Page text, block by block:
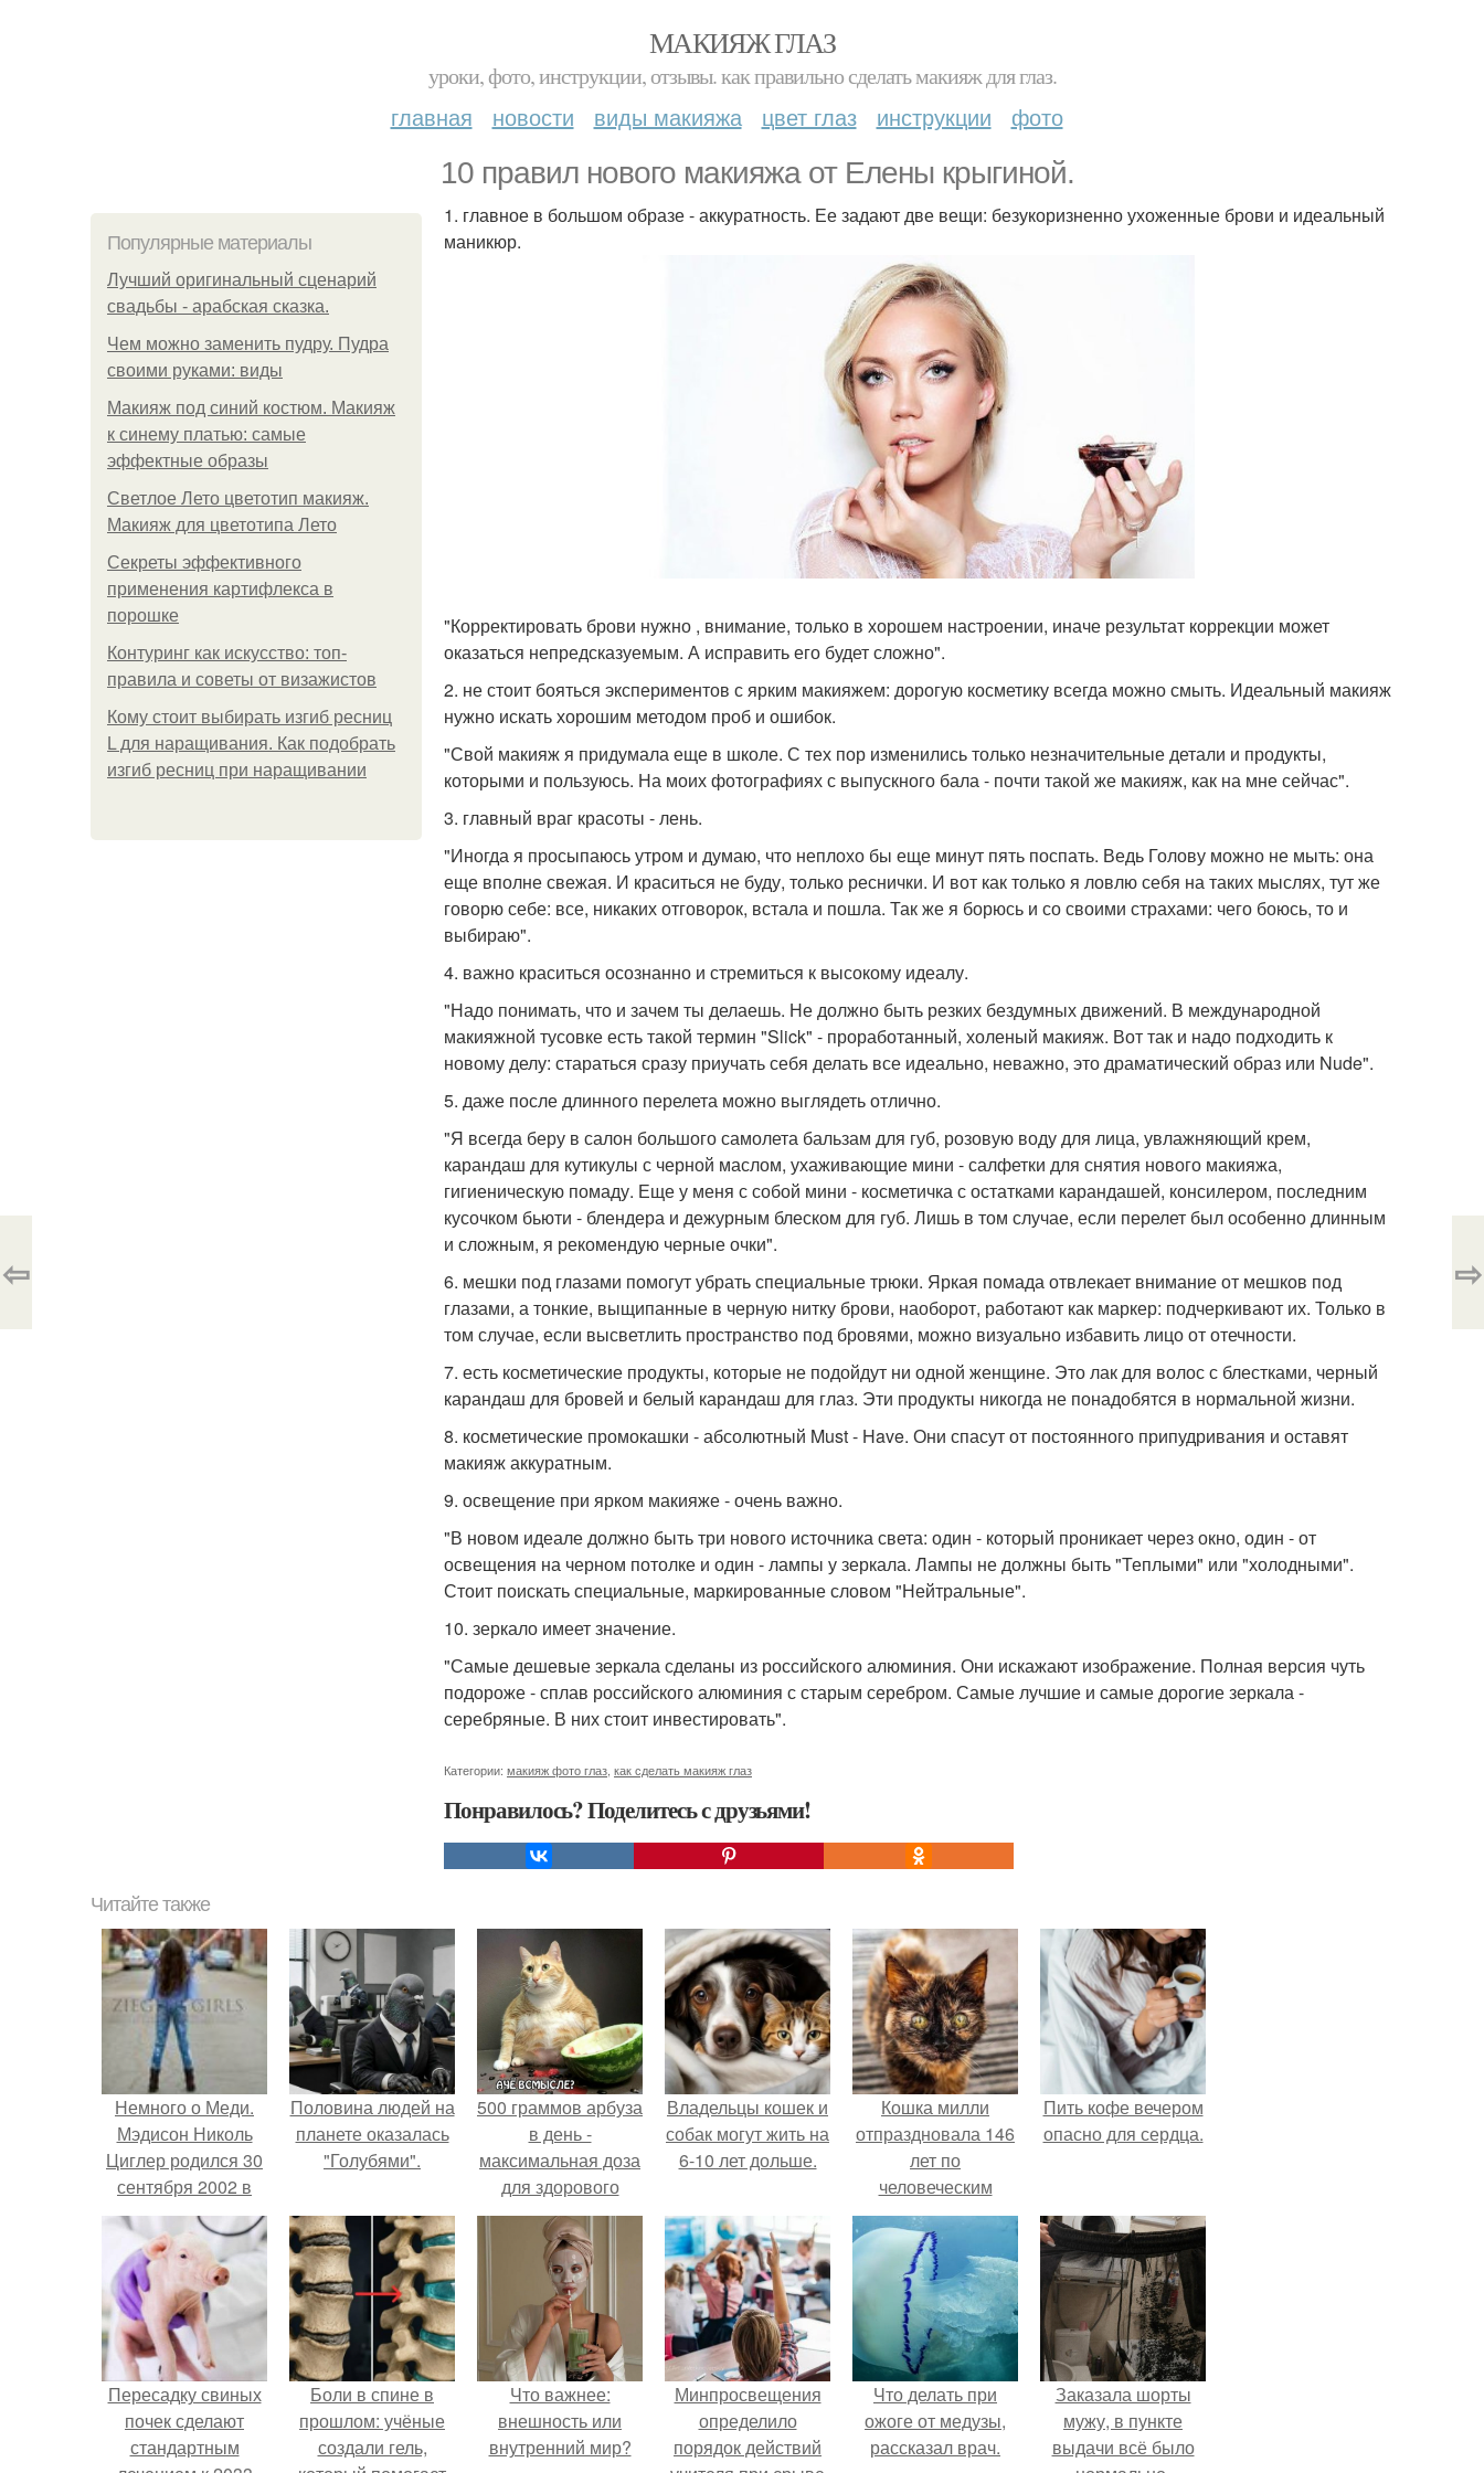
МАКИЯЖ ГЛАЗ
уроки, фото, инструкции, отзывы. как правильно сделать макияж для глаз.
главная новости виды макияжа цвет глаз инструкции фото
10 правил нового макияжа от Елены крыгиной.
Популярные материалы
Лучший оригинальный сценарий
свадьбы - арабская сказка.
Чем можно заменить пудру. Пудра
своими руками: виды
Макияж под синий костюм. Макияж
к синему платью: самые
эффектные образы
Светлое Лето цветотип макияж.
Макияж для цветотипа Лето
Секреты эффективного
применения картифлекса в
порошке
Контуринг как искусство: топ-
правила и советы от визажистов
Кому стоит выбирать изгиб ресниц
L для наращивания. Как подобрать
изгиб ресниц при наращивании
1. главное в большом образе - аккуратность. Ее задают две вещи: безукоризненно ухоженные брови и идеальный
маникюр.
"Корректировать брови нужно , внимание, только в хорошем настроении, иначе результат коррекции может
оказаться непредсказуемым. А исправить его будет сложно".
2. не стоит бояться экспериментов с ярким макияжем: дорогую косметику всегда можно смыть. Идеальный макияж
нужно искать хорошим методом проб и ошибок.
"Свой макияж я придумала еще в школе. С тех пор изменились только незначительные детали и продукты,
которыми и пользуюсь. На моих фотографиях с выпускного бала - почти такой же макияж, как на мне сейчас".
3. главный враг красоты - лень.
"Иногда я просыпаюсь утром и думаю, что неплохо бы еще минут пять поспать. Ведь Голову можно не мыть: она
еще вполне свежая. И краситься не буду, только реснички. И вот как только я ловлю себя на таких мыслях, тут же
говорю себе: все, никаких отговорок, встала и пошла. Так же я борюсь и со своими страхами: чего боюсь, то и
выбираю".
4. важно краситься осознанно и стремиться к высокому идеалу.
"Надо понимать, что и зачем ты делаешь. Не должно быть резких бездумных движений. В международной
макияжной тусовке есть такой термин "Slick" - проработанный, холеный макияж. Вот так и надо подходить к
новому делу: стараться сразу приучать себя делать все идеально, неважно, это драматический образ или Nude".
5. даже после длинного перелета можно выглядеть отлично.
"Я всегда беру в салон большого самолета бальзам для губ, розовую воду для лица, увлажняющий крем,
карандаш для кутикулы с черной маслом, ухаживающие мини - салфетки для снятия нового макияжа,
гигиеническую помаду. Еще у меня с собой мини - косметичка с остатками карандашей, консилером, последним
кусочком бьюти - блендера и дежурным блеском для губ. Лишь в том случае, если перелет был особенно длинным
и сложным, я рекомендую черные очки".
6. мешки под глазами помогут убрать специальные трюки. Яркая помада отвлекает внимание от мешков под
глазами, а тонкие, выщипанные в черную нитку брови, наоборот, работают как маркер: подчеркивают их. Только в
том случае, если высветлить пространство под бровями, можно визуально избавить лицо от отечности.
7. есть косметические продукты, которые не подойдут ни одной женщине. Это лак для волос с блестками, черный
карандаш для бровей и белый карандаш для глаз. Эти продукты никогда не понадобятся в нормальной жизни.
8. косметические промокашки - абсолютный Must - Have. Они спасут от постоянного припудривания и оставят
макияж аккуратным.
9. освещение при ярком макияже - очень важно.
"В новом идеале должно быть три нового источника света: один - который проникает через окно, один - от
освещения на черном потолке и один - лампы у зеркала. Лампы не должны быть "Теплыми" или "холодными".
Стоит поискать специальные, маркированные словом "Нейтральные".
10. зеркало имеет значение.
"Самые дешевые зеркала сделаны из российского алюминия. Они искажают изображение. Полная версия чуть
подороже - сплав российского алюминия с старым серебром. Самые лучшие и самые дорогие зеркала -
серебряные. В них стоит инвестировать".
Категории: макияж фото глаз как сделать макияж глаз
Понравилось? Поделитесь с друзьями!
⇦ ⇨
Читайте также
Немного о Меди.
Мэдисон Николь
Циглер родился 30
сентября 2002 в
Питтсбурге, штат
Пенсильвания.
Половина людей на
планете оказалась
"Голубями".
500 граммов арбуза
в день -
максимальная доза
для здорового
взрослого,
предупредили
врачи.
Владельцы кошек и
собак могут жить на
6-10 лет дольше.
Кошка милли
отпраздновала 146
лет по
человеческим
Меркам и
претендует на
звание самой
старой в мире.
Пить кофе вечером
опасно для сердца.
Пересадку свиных
почек сделают
стандартным
Боли в спине в
прошлом: учёные
создали гель,
Что важнее:
внешность или
внутренний мир?
Минпросвещения
определило
порядок действий
Что делать при
ожоге от медузы,
рассказал врач.
Заказала шорты
мужу, в пункте
выдачи всё было